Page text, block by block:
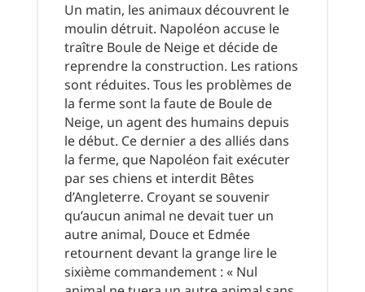
Un matin, les animaux découvrent le
moulin détruit. Napoléon accuse le
traître Boule de Neige et décide de
reprendre la construction. Les rations
sont réduites. Tous les problèmes de
la ferme sont la faute de Boule de
Neige, un agent des humains depuis
le début. Ce dernier a des alliés dans
la ferme, que Napoléon fait exécuter
par ses chiens et interdit Bêtes
d’Angleterre. Croyant se souvenir
qu’aucun animal ne devait tuer un
autre animal, Douce et Edmée
retournent devant la grange lire le
sixième commandement : « Nul